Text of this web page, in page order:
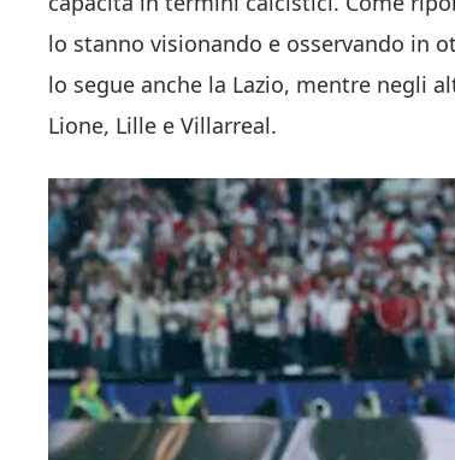
lo stanno visionando e osservando in
lo segue anche la Lazio, mentre negli
Lione, Lille e Villarreal.